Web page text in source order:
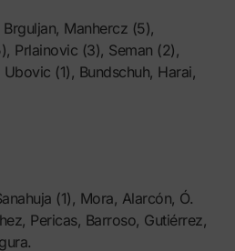
Manhercz (5),
Prlainovic (3), Seman (2),
(1), Bundschuh, Harai,
(1), Mora, Alarcón, Ó.
Pericas, Barroso, Gutiérrez,